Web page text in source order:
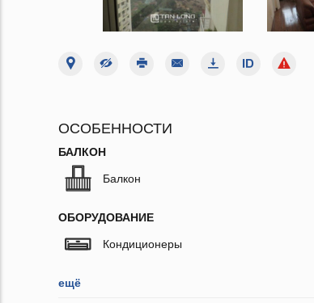
ОСОБЕННОСТИ
БАЛКОН
Балкон
ОБОРУДОВАНИЕ
Кондиционеры
ещё